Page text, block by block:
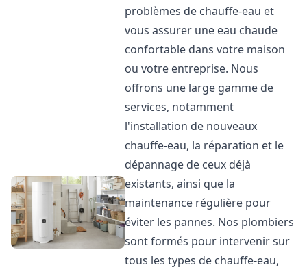
problèmes de chauffe-eau et
vous assurer une eau chaude
confortable dans votre maison
ou votre entreprise. Nous
offrons une large gamme de
services, notamment
l'installation de nouveaux
chauffe-eau, la réparation et le
dépannage de ceux déjà
existants, ainsi que la
maintenance régulière pour
éviter les pannes. Nos plombiers
sont formés pour intervenir sur
tous les types de chauffe-eau,